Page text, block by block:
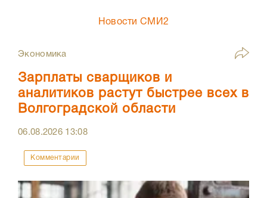
Новости СМИ2
Экономика
Зарплаты сварщиков и
аналитиков растут быстрее всех в
Волгоградской области
06.08.2026 13:08
Комментарии